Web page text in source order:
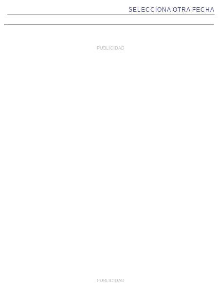
SELECCIONA OTRA FECHA
PUBLICIDAD
PUBLICIDAD